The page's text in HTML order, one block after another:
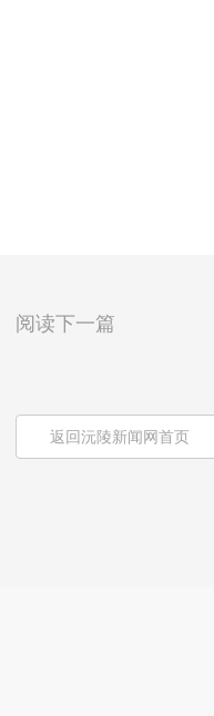
阅读下一篇
返回沅陵新闻网首页